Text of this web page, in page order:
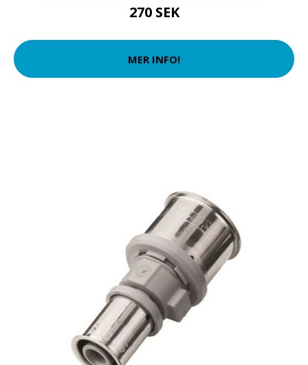
270 SEK
MER INFO!